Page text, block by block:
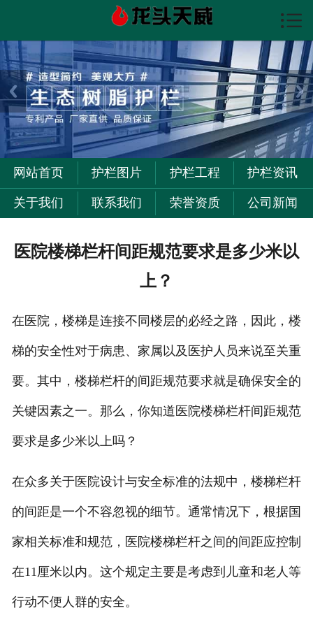

护栏图片
护栏资讯
护栏工程
关于我们
联系我们

网站首页 护栏图片 护栏工程 护栏资讯
关于我们 联系我们 荣誉资质 公司新闻
医院楼梯栏杆间距规范要求是多少米以
上？
在医院，楼梯是连接不同楼层的必经之路，因此，楼
梯的安全性对于病患、家属以及医护人员来说至关重
要。其中，楼梯栏杆的间距规范要求就是确保安全的
关键因素之一。那么，你知道医院楼梯栏杆间距规范
要求是多少米以上吗？
在众多关于医院设计与安全标准的法规中，楼梯栏杆
的间距是一个不容忽视的细节。通常情况下，根据国
家相关标准和规范，医院楼梯栏杆之间的间距应控制
在11厘米以内。这个规定主要是考虑到儿童和老人等
行动不便人群的安全。